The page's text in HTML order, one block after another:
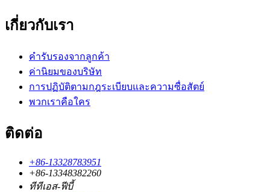
เกี่ยวกับเรา
คำรับรองจากลูกค้า
ค่านิยมของบริษัท
การปฏิบัติตามกฎระเบียบและความซื่อสัตย์
พวกเราคือใคร
ติดต่อ
+86-13328783951
+86-13348382260
ทีทีเอส-ฟีบี้